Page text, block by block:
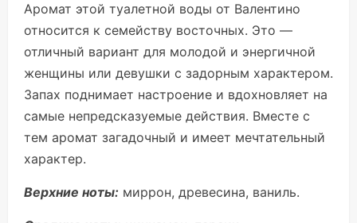
Аромат этой туалетной воды от Валентино
относится к семейству восточных. Это —
отличный вариант для молодой и энергичной
женщины или девушки с задорным характером.
Запах поднимает настроение и вдохновляет на
самые непредсказуемые действия. Вместе с
тем аромат загадочный и имеет мечтательный
характер.
Верхние ноты: миррон, древесина, ваниль.